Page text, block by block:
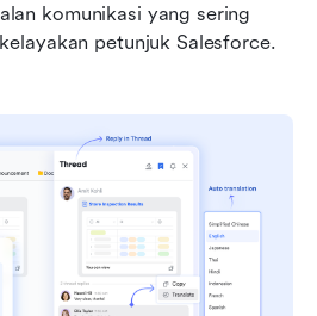
komunikasi yang sering
petunjuk Salesforce.